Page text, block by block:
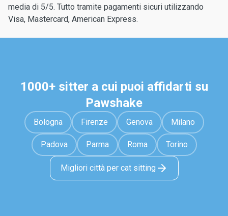
media di 5/5. Tutto tramite pagamenti sicuri utilizzando
Visa, Mastercard, American Express.
1000+ sitter a cui puoi affidarti su
Pawshake
Bologna Firenze Genova Milano
Padova Parma Roma Torino
Migliori città per cat sitting